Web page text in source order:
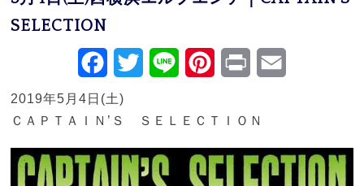
SELECTION
Facebook
Twitter Line Pinterest
Print
2019年5月4日(土)
ＣＡＰＴＡＩＮ’Ｓ ＳＥＬＥＣＴＩＯＮ